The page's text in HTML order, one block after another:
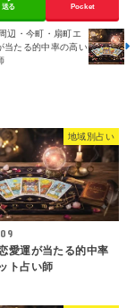
送る Pocket
辺・今町・扇町エ
当たる的中率の高い
地域別占い
愛運が当たる的中率
ト占い師